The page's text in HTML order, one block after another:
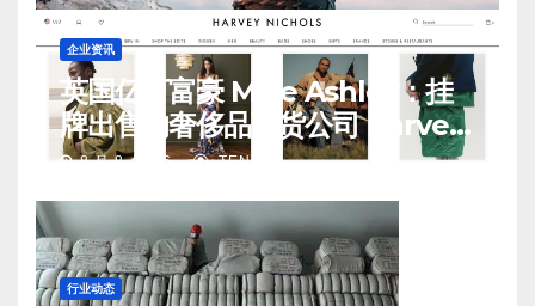
企业资讯
英国亿万富豪 Mike Ashley：挂
牌出售的奢侈品百货公司 Harvey
Nichols 正陷入“死亡螺旋”
8 月 8, 2026 TENG
行业动态